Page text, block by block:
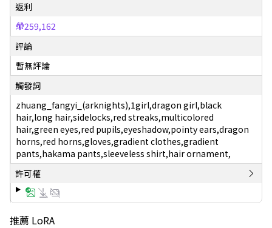
返利
259,162
評論
暫無評論
觸發詞
zhuang_fangyi_(arknights),1girl,dragon girl,black
hair,long hair,sidelocks,red streaks,multicolored
hair,green eyes,red pupils,eyeshadow,pointy ears,dragon
horns,red horns,gloves,gradient clothes,gradient
pants,hakama pants,sleeveless shirt,hair ornament,
許可權
推薦 LoRA